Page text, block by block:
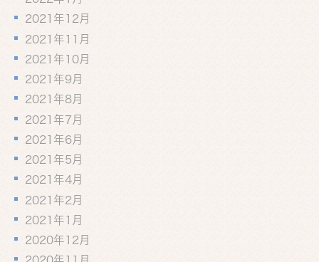
2021年12月
2021年11月
2021年10月
2021年9月
2021年8月
2021年7月
2021年6月
2021年5月
2021年4月
2021年2月
2021年1月
2020年12月